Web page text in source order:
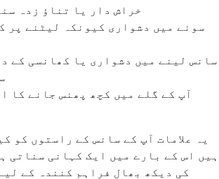
خراش دار یا تناؤ زدہ
سونے میں دشواری کیونکہ لیٹنے پر
سانس لینے میں دشواری یا کھانسی کے
آپ کے گلے میں کچھ پھنس جانے کا
یہ علامات آپ کے سانس کے راستوں کو
ہیں اس کے بارے میں ایک کہانی سناتی
کی دیکھ بھال فراہم کنندہ کے